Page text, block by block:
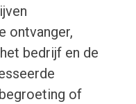
ontvanger,
bedrijf en de
of